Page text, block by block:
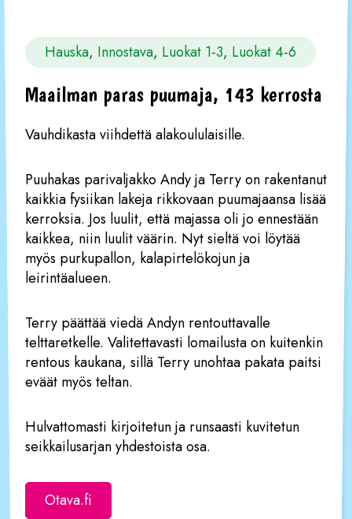
Hauska, Innostava, Luokat 1-3, Luokat 4-6
Maailman paras puumaja, 143 kerrosta
Vauhdikasta viihdettä alakoululaisille.
Puuhakas parivaljakko Andy ja Terry on rakentanut
kaikkia fysiikan lakeja rikkovaan puumajaansa lisää
kerroksia. Jos luulit, että majassa oli jo ennestään
kaikkea, niin luulit väärin. Nyt sieltä voi löytää
myös purkupallon, kalapirtelökojun ja
leirintäalueen.
Terry päättää viedä Andyn rentouttavalle
telttaretkelle. Valitettavasti lomailusta on kuitenkin
rentous kaukana, sillä Terry unohtaa pakata paitsi
eväät myös teltan.
Hulvattomasti kirjoitetun ja runsaasti kuvitetun
seikkailusarjan yhdestoista osa.
Otava.fi